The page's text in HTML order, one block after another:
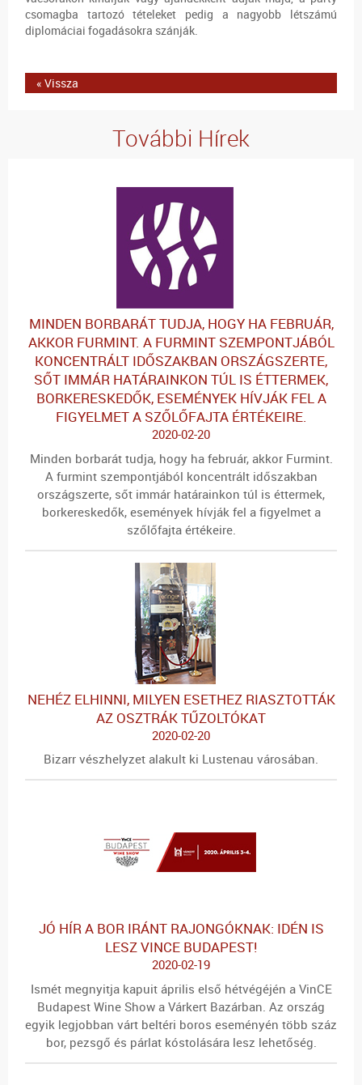
csomagba tartozó tételeket pedig a nagyobb létszámú
diplomáciai fogadásokra szánják.
« Vissza
További Hírek
MINDEN BORBARÁT TUDJA, HOGY HA FEBRUÁR,
AKKOR FURMINT. A FURMINT SZEMPONTJÁBÓL
KONCENTRÁLT IDŐSZAKBAN ORSZÁGSZERTE,
SŐT IMMÁR HATÁRAINKON TÚL IS ÉTTERMEK,
BORKERESKEDŐK, ESEMÉNYEK HÍVJÁK FEL A
FIGYELMET A SZŐLŐFAJTA ÉRTÉKEIRE.
2020-02-20
Minden borbarát tudja, hogy ha február, akkor Furmint.
A furmint szempontjából koncentrált időszakban
országszerte, sőt immár határainkon túl is éttermek,
borkereskedők, események hívják fel a figyelmet a
szőlőfajta értékeire.
NEHÉZ ELHINNI, MILYEN ESETHEZ RIASZTOTTÁK
AZ OSZTRÁK TŰZOLTÓKAT
2020-02-20
Bizarr vészhelyzet alakult ki Lustenau városában.
JÓ HÍR A BOR IRÁNT RAJONGÓKNAK: IDÉN IS
LESZ VINCE BUDAPEST!
2020-02-19
Ismét megnyitja kapuit április első hétvégéjén a VinCE
Budapest Wine Show a Várkert Bazárban. Az ország
egyik legjobban várt beltéri boros eseményén több száz
bor, pezsgő és párlat kóstolására lesz lehetőség.